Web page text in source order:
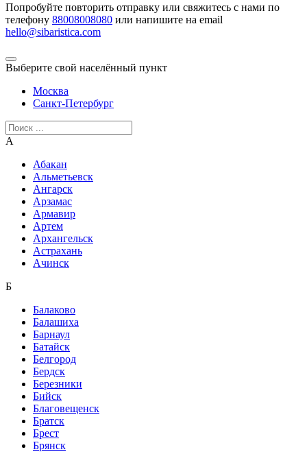
Попробуйте повторить отправку или свяжитесь с нами по
телефону 88008008080 или напишите на email
hello@sibaristica.com
Выберите свой населённый пункт
Москва
Санкт-Петербург
А
Абакан
Альметьевск
Ангарск
Арзамас
Армавир
Артем
Архангельск
Астрахань
Ачинск
Б
Балаково
Балашиха
Барнаул
Батайск
Белгород
Бердск
Березники
Бийск
Благовещенск
Братск
Брест
Брянск